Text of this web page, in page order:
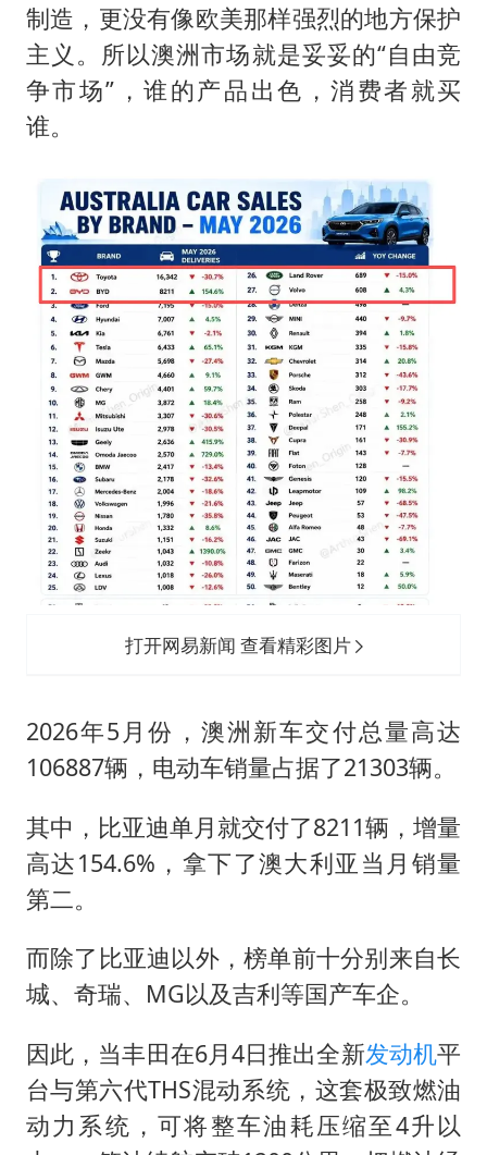
制造，更没有像欧美那样强烈的地方保护
主义。所以澳洲市场就是妥妥的“自由竞
争市场”，谁的产品出色，消费者就买
谁。
打开网易新闻 查看精彩图片
2026年5月份，澳洲新车交付总量高达
106887辆，电动车销量占据了21303辆。
其中，比亚迪单月就交付了8211辆，增量
高达154.6%，拿下了澳大利亚当月销量
第二。
而除了比亚迪以外，榜单前十分别来自长
城、奇瑞、MG以及吉利等国产车企。
因此，当丰田在6月4日推出全新发动机平
台与第六代THS混动系统，这套极致燃油
动力系统，可将整车油耗压缩至4升以